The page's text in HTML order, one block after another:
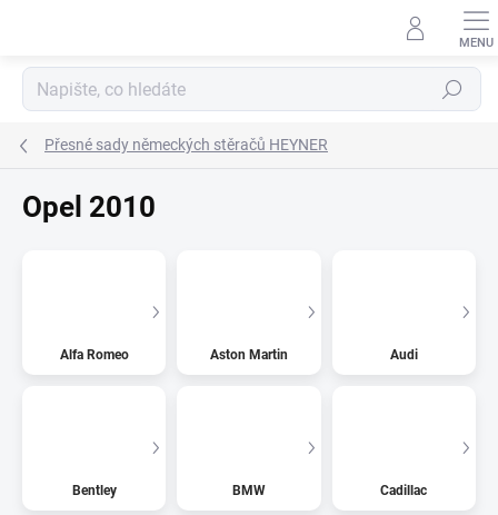
Hledat
Přesné sady německých stěračů HEYNER
Opel 2010
Alfa Romeo Aston Martin Audi
Bentley BMW Cadillac